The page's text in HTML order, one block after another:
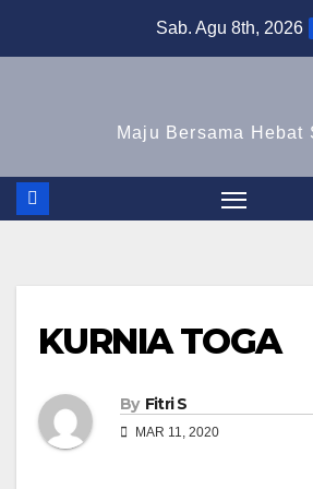
Sab. Agu 8th, 2026
Maju Bersama Hebat
KURNIA TOGA
By Fitri S
MAR 11, 2020